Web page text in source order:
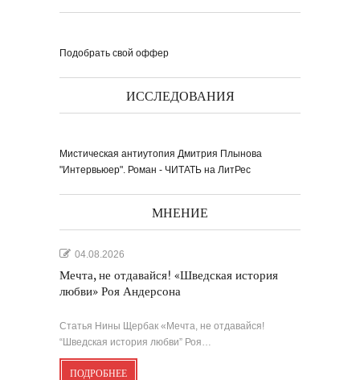
Подобрать свой оффер
ИССЛЕДОВАНИЯ
Мистическая антиутопия Дмитрия Плынова
"Интервьюер". Роман - ЧИТАТЬ на ЛитРес
МНЕНИЕ
04.08.2026
Мечта, не отдавайся! «Шведская история
любви» Роя Андерсона
Статья Нины Щербак «Мечта, не отдавайся!
“Шведская история любви” Роя…
ПОДРОБНЕЕ